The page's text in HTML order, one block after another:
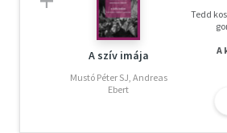
A szív imája
Mustó Péter SJ, Andreas
Ebert
Tedd
A